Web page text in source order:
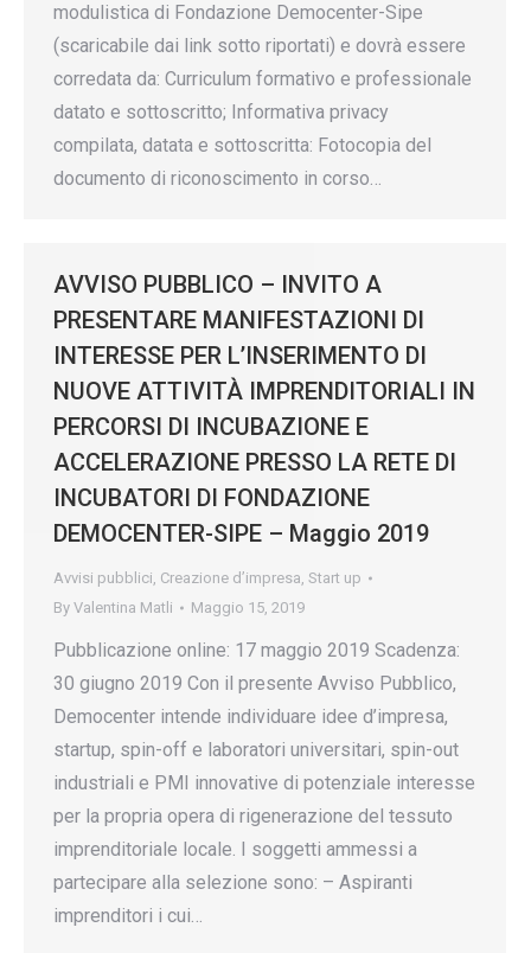
modulistica di Fondazione Democenter-Sipe
(scaricabile dai link sotto riportati) e dovrà essere
corredata da: Curriculum formativo e professionale
datato e sottoscritto; Informativa privacy
compilata, datata e sottoscritta: Fotocopia del
documento di riconoscimento in corso…
AVVISO PUBBLICO – INVITO A
PRESENTARE MANIFESTAZIONI DI
INTERESSE PER L’INSERIMENTO DI
NUOVE ATTIVITÀ IMPRENDITORIALI IN
PERCORSI DI INCUBAZIONE E
ACCELERAZIONE PRESSO LA RETE DI
INCUBATORI DI FONDAZIONE
DEMOCENTER-SIPE – Maggio 2019
Avvisi pubblici, Creazione d’impresa, Start up
By Valentina Matli Maggio 15, 2019
Pubblicazione online: 17 maggio 2019 Scadenza:
30 giugno 2019 Con il presente Avviso Pubblico,
Democenter intende individuare idee d’impresa,
startup, spin-off e laboratori universitari, spin-out
industriali e PMI innovative di potenziale interesse
per la propria opera di rigenerazione del tessuto
imprenditoriale locale. I soggetti ammessi a
partecipare alla selezione sono: – Aspiranti
imprenditori i cui…